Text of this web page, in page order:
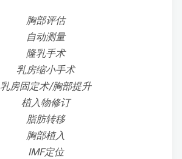
胸部评估
自动测量
隆乳手术
乳房缩小手术
乳房固定术/胸部提升
植入物修订
脂肪转移
胸部植入
IMF定位